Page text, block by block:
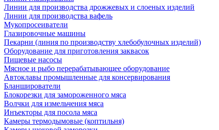
Линии для производства дрожжевых и слоеных изделий
Линии для производства вафель
Мукопросеиватели
Глазировочные машины
Пекарни (линия по производству хлебобулочных изделий)
Оборудование для приготовления заквасок
Пищевые насосы
Мясное и рыбо перерабатывающее оборудование
Автоклавы промышленные для консервирования
Бланширователи
Блокорезки для замороженного мяса
Волчки для измельчения мяса
Инъекторы для посола мяса
Камеры термодымовые (коптильня)